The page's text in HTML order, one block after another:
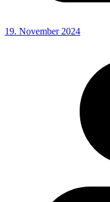
19. November 2024